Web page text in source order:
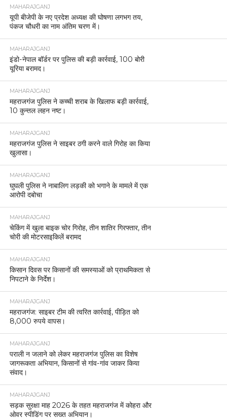
MAHARAJGANJ
यूपी बीजेपी के नए प्रदेश अध्यक्ष की घोषणा लगभग तय,
पंकज चौधरी का नाम अंतिम चरण में।
MAHARAJGANJ
इंडो-नेपाल बॉर्डर पर पुलिस की बड़ी कार्रवाई, 100 बोरी
यूरिया बरामद।
MAHARAJGANJ
महराजगंज पुलिस ने कच्ची शराब के खिलाफ बड़ी कार्रवाई,
10 कुन्तल लहन नष्ट।
MAHARAJGANJ
महराजगंज पुलिस ने साइबर ठगी करने वाले गिरोह का किया
खुलासा।
MAHARAJGANJ
घुघली पुलिस ने नाबालिग लड़की को भगाने के मामले में एक
आरोपी दबोचा
MAHARAJGANJ
चेकिंग में खुला बाइक चोर गिरोह, तीन शातिर गिरफ्तार, तीन
चोरी की मोटरसाइकिलें बरामद
MAHARAJGANJ
किसान दिवस पर किसानों की समस्याओं को प्राथमिकता से
निपटाने के निर्देश।
MAHARAJGANJ
महराजगंज: साइबर टीम की त्वरित कार्रवाई, पीड़ित को
8,000 रुपये वापस।
MAHARAJGANJ
पराली न जलाने को लेकर महराजगंज पुलिस का विशेष
जागरूकता अभियान, किसानों से गांव-गांव जाकर किया
संवाद।
MAHARAJGANJ
सड़क सुरक्षा माह 2026 के तहत महराजगंज में कोहरा और
ओवर स्पीडिंग पर सख्त अभियान।